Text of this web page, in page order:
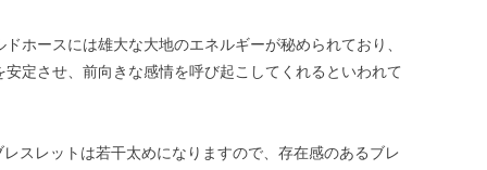
ドホースには雄大な大地のエネルギーが秘められており、
安定させ、前向きな感情を呼び起こしてくれるといわれて
スレットは若干太めになりますので、存在感のあるブレ